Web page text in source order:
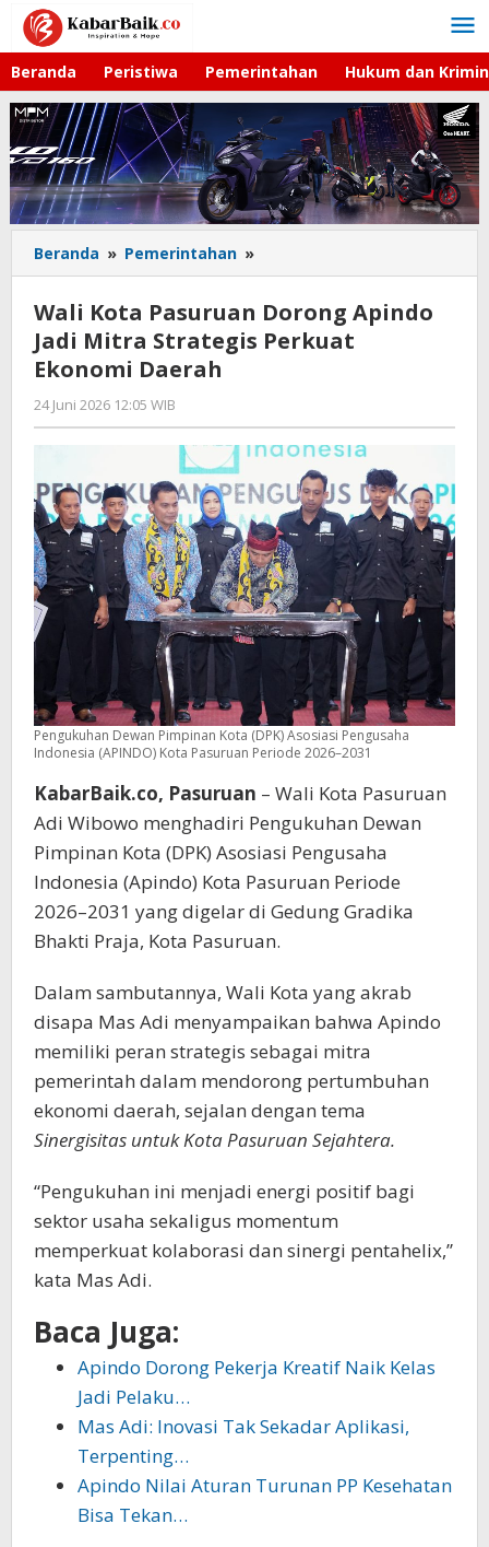
Lewati
konten
Beranda Peristiwa Pemerintahan Hukum dan
Beranda » Pemerintahan »
Kota
Dorong
Apindo
Ekonomi
Daerah
Wali Kota Pasuruan Dorong Apindo
Jadi Mitra Strategis Perkuat
Ekonomi Daerah
24 Juni 2026 12:05 WIB
Gagah
Saputra
Pengukuhan Dewan Pimpinan Kota (DPK) Asosiasi Pengusaha
Indonesia (APINDO) Kota Pasuruan Periode 2026–2031
KabarBaik.co, Pasuruan – Wali Kota Pasuruan
Adi Wibowo menghadiri Pengukuhan Dewan
Pimpinan Kota (DPK) Asosiasi Pengusaha
Indonesia (Apindo) Kota Pasuruan Periode
2026–2031 yang digelar di Gedung Gradika
Bhakti Praja, Kota Pasuruan.
Dalam sambutannya, Wali Kota yang akrab
disapa Mas Adi menyampaikan bahwa Apindo
memiliki peran strategis sebagai mitra
pemerintah dalam mendorong pertumbuhan
ekonomi daerah, sejalan dengan tema
Sinergisitas untuk Kota Pasuruan Sejahtera.
“Pengukuhan ini menjadi energi positif bagi
sektor usaha sekaligus momentum
memperkuat kolaborasi dan sinergi pentahelix,”
kata Mas Adi.
Baca Juga:
Apindo Dorong Pekerja Kreatif Naik Kelas
Jadi Pelaku…
Mas Adi: Inovasi Tak Sekadar Aplikasi,
Terpenting…
Apindo Nilai Aturan Turunan PP Kesehatan
Bisa Tekan…